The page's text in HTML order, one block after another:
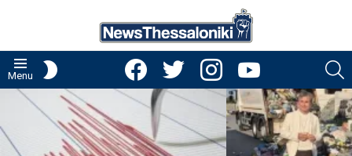
Menu
facebooktwitter instagramyoutube
LATEST
STORIES